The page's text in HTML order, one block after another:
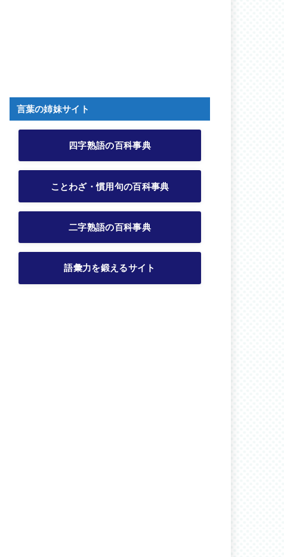
言葉の姉妹サイト
四字熟語の百科事典
ことわざ・慣用句の百科事典
二字熟語の百科事典
語彙力を鍛えるサイト